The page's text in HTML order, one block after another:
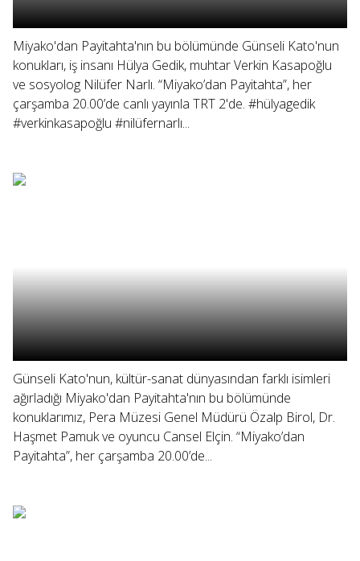
Miyako'dan Payitahta'nın bu bölümünde Günseli Kato'nun
konukları, iş insanı Hülya Gedik, muhtar Verkin Kasapoğlu
ve sosyolog Nilüfer Narlı. “Miyako’dan Payitahta”, her
çarşamba 20.00’de canlı yayınla TRT 2'de. #hülyagedik
#verkinkasapoğlu #nilüfernarlı...
Günseli Kato'nun, kültür-sanat dünyasından farklı isimleri
ağırladığı Miyako'dan Payitahta'nın bu bölümünde
konuklarımız, Pera Müzesi Genel Müdürü Özalp Birol, Dr.
Haşmet Pamuk ve oyuncu Cansel Elçin. “Miyako’dan
Payitahta”, her çarşamba 20.00’de...